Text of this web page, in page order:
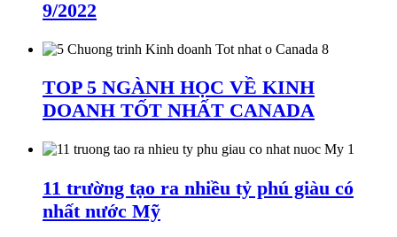
9/2022
TOP 5 NGÀNH HỌC VỀ KINH
DOANH TỐT NHẤT CANADA
11 trường tạo ra nhiều tỷ phú giàu có
nhất nước Mỹ